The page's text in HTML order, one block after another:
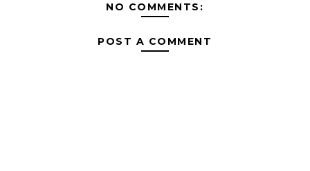
NO COMMENTS:
POST A COMMENT